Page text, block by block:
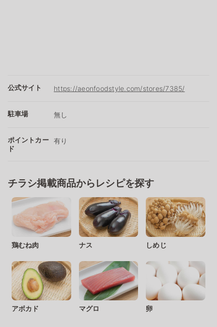
公式サイト https://aeonfoodstyle.com/stores/7385/
駐車場 無し
ポイントカー
ド
有り
チラシ掲載商品からレシピを探す
鶏むね肉 ナス しめじ
アボカド マグロ 卵